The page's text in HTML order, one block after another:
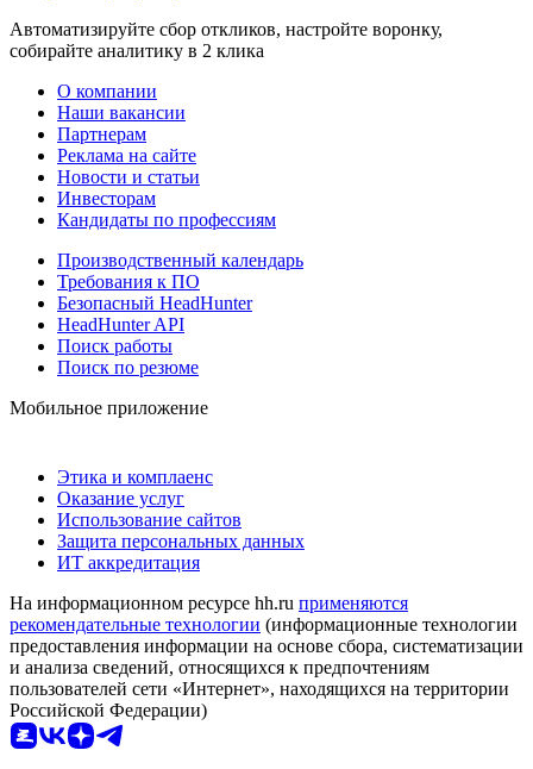
Автоматизируйте сбор откликов, настройте воронку,
собирайте аналитику в 2 клика
О компании
Наши вакансии
Партнерам
Реклама на сайте
Новости и статьи
Инвесторам
Кандидаты по профессиям
Производственный календарь
Требования к ПО
Безопасный HeadHunter
HeadHunter API
Поиск работы
Поиск по резюме
Мобильное приложение
Этика и комплаенс
Оказание услуг
Использование сайтов
Защита персональных данных
ИТ аккредитация
На информационном ресурсе hh.ru применяются
рекомендательные технологии (информационные технологии
предоставления информации на основе сбора, систематизации
и анализа сведений, относящихся к предпочтениям
пользователей сети «Интернет», находящихся на территории
Российской Федерации)